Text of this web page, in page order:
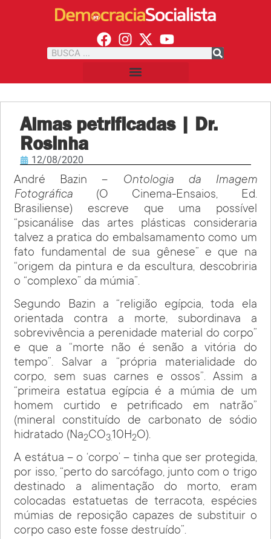
Almas petrificadas | Dr.
Rosinha
12/08/2020
André Bazin –
Ontologia da Imagem
Fotográfica (O Cinema-Ensaios, Ed.
Brasiliense) escreve que uma possível
“psicanálise das artes plásticas consideraria
talvez a pratica do embalsamamento como um
fato fundamental de sua gênese” e que na
“origem da pintura e da escultura, descobriria
o “complexo” da múmia”.
Segundo Bazin a “religião egípcia, toda ela
orientada contra a morte, subordinava a
sobrevivência a perenidade material do corpo”
e que a “morte não é senão a vitória do
tempo”. Salvar a “própria materialidade do
corpo, sem suas carnes e ossos”. Assim a
“primeira estatua egípcia é a múmia de um
homem curtido e petrificado em natrão”
(mineral constituído de carbonato de sódio
hidratado (Na2CO3.10H2O).
A estátua – o ‘corpo’ – tinha que ser protegida,
por isso, “perto do sarcófago, junto com o trigo
destinado a alimentação do morto, eram
colocadas estatuetas de terracota, espécies
múmias de reposição capazes de substituir o
corpo caso este fosse destruído”.